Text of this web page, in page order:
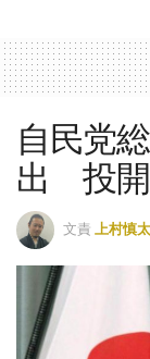
自民党
出 投開
文責 上村慎